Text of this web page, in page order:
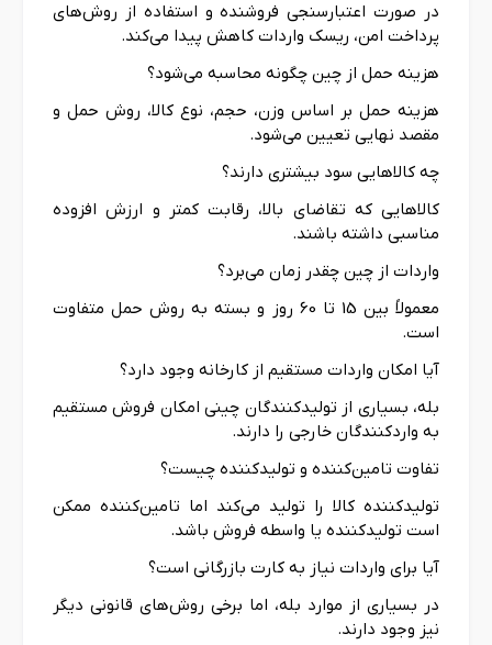
در صورت اعتبارسنجی فروشنده و استفاده از روش‌های
پرداخت امن، ریسک واردات کاهش پیدا می‌کند.
هزینه حمل از چین چگونه محاسبه می‌شود؟
هزینه حمل بر اساس وزن، حجم، نوع کالا، روش حمل و
مقصد نهایی تعیین می‌شود.
چه کالاهایی سود بیشتری دارند؟
کالاهایی که تقاضای بالا، رقابت کمتر و ارزش افزوده
مناسبی داشته باشند.
واردات از چین چقدر زمان می‌برد؟
معمولاً بین 15 تا 60 روز و بسته به روش حمل متفاوت
است.
آیا امکان واردات مستقیم از کارخانه وجود دارد؟
بله، بسیاری از تولیدکنندگان چینی امکان فروش مستقیم
به واردکنندگان خارجی را دارند.
تفاوت تامین‌کننده و تولیدکننده چیست؟
تولیدکننده کالا را تولید می‌کند اما تامین‌کننده ممکن
است تولیدکننده یا واسطه فروش باشد.
آیا برای واردات نیاز به کارت بازرگانی است؟
در بسیاری از موارد بله، اما برخی روش‌های قانونی دیگر
نیز وجود دارند.